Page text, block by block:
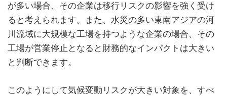
が多い場合、その企業は移行リスクの影響を強く受け
ると考えられます。また、水災の多い東南アジアの河
川流域に大規模な工場を持つような企業の場合、その
工場が営業停止となると財務的なインパクトは大きい
と判断できます。
このようにして気候変動リスクが大きい対象を、すべ